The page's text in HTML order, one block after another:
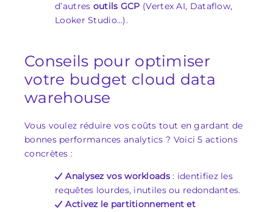
d’autres outils GCP (Vertex AI, Dataflow,
Looker Studio…).
Conseils pour optimiser
votre budget cloud data
warehouse
Vous voulez réduire vos coûts tout en gardant de
bonnes performances analytics ? Voici 5 actions
concrètes :
Analysez vos workloads: identifiez les
requêtes lourdes, inutiles ou redondantes.
Activez le partitionnement et